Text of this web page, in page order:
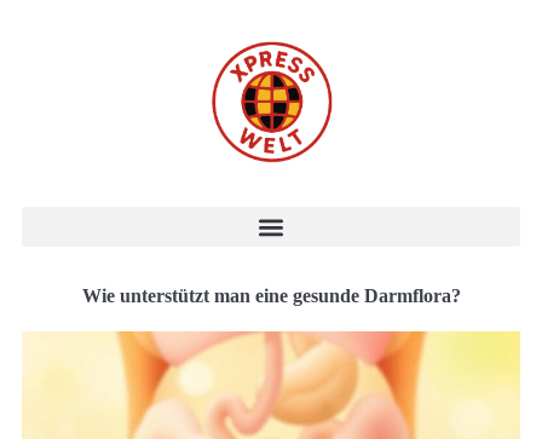
Wie unterstützt man eine gesunde Darmflora?